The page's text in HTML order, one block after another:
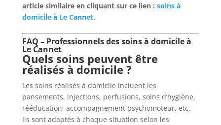
article similaire en cliquant sur ce lien : soins à
domicile à Le Cannet.
FAQ – Professionnels des soins à domicile à
Le Cannet
Quels soins peuvent être
réalisés à domicile ?
Les soins réalisés à domicile incluent les
pansements, injections, perfusions, soins d’hygiène,
rééducation, accompagnement psychomoteur, etc.
Ils sont adaptés à chaque situation selon les